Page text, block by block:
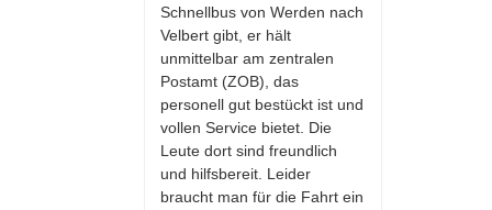
Schnellbus von Werden nach
Velbert gibt, er hält
unmittelbar am zentralen
Postamt (ZOB), das
personell gut bestückt ist und
vollen Service bietet. Die
Leute dort sind freundlich
und hilfsbereit. Leider
braucht man für die Fahrt ein